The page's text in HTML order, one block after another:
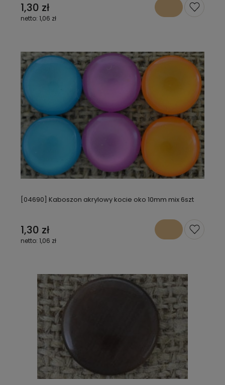
1,30 zł
1,06 zł
[04690] Kaboszon akrylowy kocie oko 10mm mix 6szt
1,30 zł
1,06 zł